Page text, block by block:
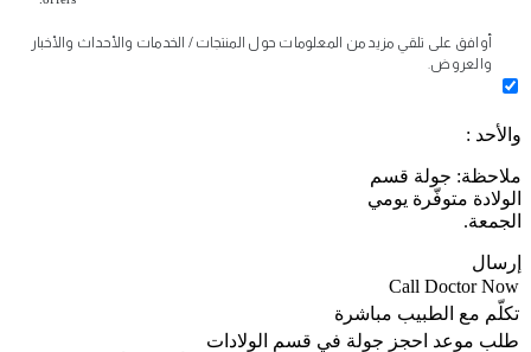
أوافق على تلقي مزيد من المعلومات حول المنتجات / الخدمات والأحداث والأخبار
والعروض.
والأحد :
ملاحظة: جولة قسم
الولادة متوفّرة يومي
الجمعة.
إرسال
Call Doctor Now
تكلّم مع الطبيب مباشرة
طلب موعد احجز جولة في قسم الولادات